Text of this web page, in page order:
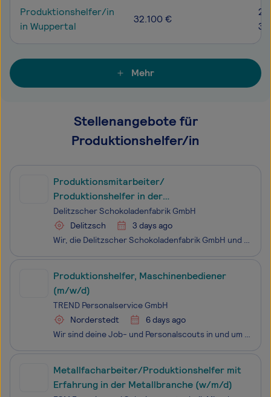
Produktionshelfer/in
in Wuppertal
32.100 €
Mehr
Stellenangebote für
Produktionshelfer/in
Produktionsmitarbeiter/
Produktionshelfer in der
Schokoladenproduktion *
Delitzscher Schokoladenfabrik GmbH
Delitzsch
3 days ago
Wir, die Delitzscher Schokoladenfabrik GmbH und die Halloren Schokoladenfabrik AG, entwickeln und produzieren hochwertige innovative Schokoladen und Süßwaren. Wir verkaufen an nationale und internationale Handelsketten europaweit und darüber hinaus in über 50 Länder weltweit. Wir vertreiben Markensü
Produktionshelfer, Maschinenbediener
(m/w/d)
TREND Personalservice GmbH
Norderstedt
6 days ago
Wir sind deine Job- und Personalscouts in und um Hamburg und suchen dich ab sofort als Produktionshelfer, Maschinenbediener (m/w/d) für die Herstellung von Leuchtstreifen an Flugzeugen.Ein langfristiger Einsatz mit Übernahmeoption beim Kunden. Mit Respekt, Anerkennung, fairer Bezahlung
Metallfacharbeiter/Produktionshelfer mit
Erfahrung in der Metallbranche (w/m/d)